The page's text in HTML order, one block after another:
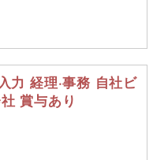
力 経理·事務 自社ビ
賞与あり